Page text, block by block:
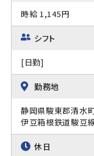
時給 1,145円
シフト
[日勤]
勤務地
静岡県駿東郡清水
伊豆箱根鉄道駿豆
休日